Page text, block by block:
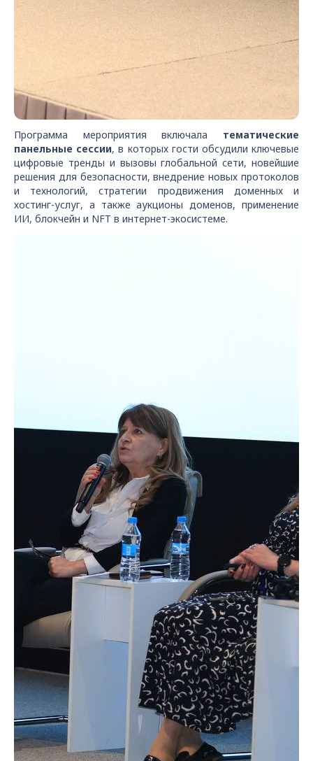
Программа мероприятия включала тематические
панельные сессии, в которых гости обсудили ключевые
цифровые тренды и вызовы глобальной сети, новейшие
решения для безопасности, внедрение новых протоколов
и технологий, стратегии продвижения доменных и
хостинг-услуг, а также аукционы доменов, применение
ИИ, блокчейн и NFT в интернет-экосистеме.